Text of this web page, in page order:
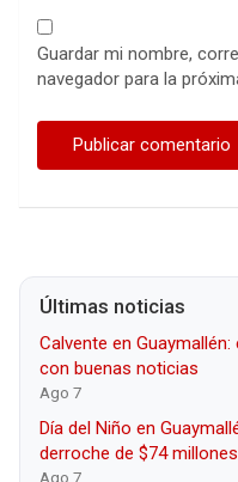
Guardar mi nombre,
navegador para la
Últimas noticias
Calvente en
con buenas noticias
Ago 7
Día del Niño en
derroche de $74 millones
Ago 7